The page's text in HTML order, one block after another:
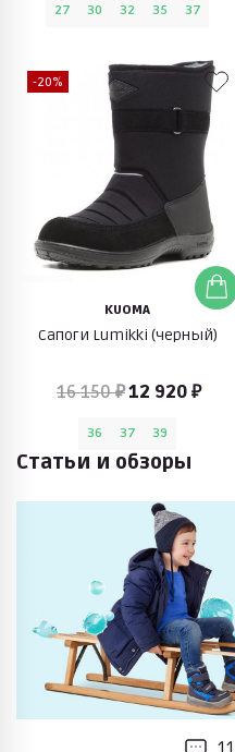
27 30 32 35 37
-20%
KUOMA
Сапоги Lumikki (черный)
16 150 ₽12 920 ₽
36 37 39
Статьи и обзоры